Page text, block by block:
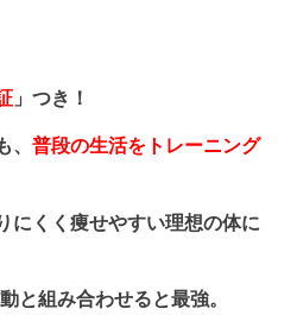
」つき！
普段の生活をトレーニング
にくく痩せやすい理想の体に
と組み合わせると最強。